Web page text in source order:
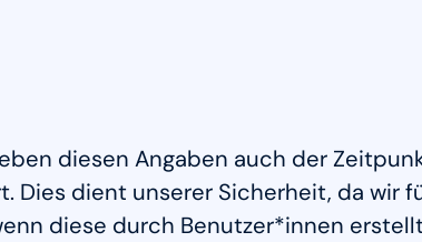
diesen Angaben auch der
Dies dient unserer Sicherheit, da wir
diese durch Benutzer*innen